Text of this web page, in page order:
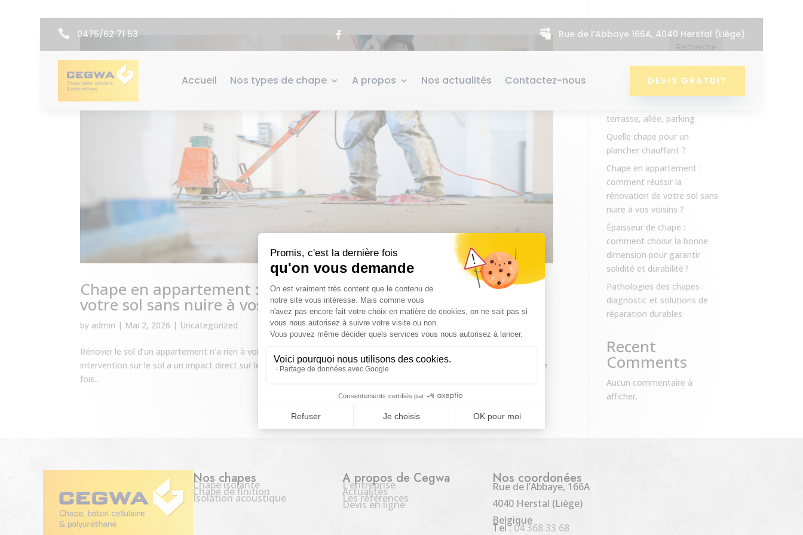
 0475/62 71 53  Rue de l’Abbaye 166A, 4040 Herstal (Liège)
Accueil Nos types de chape A propos Nos actualités Contactez-nous DEVIS GRATUIT
Chape en appartement : comment réussir la rénovation de
votre sol sans nuire à vos voisins ?
by admin | Mai 2, 2026 | Uncategorized
Rénover le sol d’un appartement n’a rien à voir avec rénover celui d’une maison individuelle. En appartement, chaque
intervention sur le sol a un impact direct sur les voisins : bruit de chantier, vibrations, transmission des bruits de pas une
fois...
Recherche
Recent Posts
terrasse, allée, parking
Quelle chape pour un
plancher chauffant ?
Chape en appartement :
comment réussir la
rénovation de votre sol sans
nuire à vos voisins ?
Épaisseur de chape :
comment choisir la bonne
dimension pour garantir
solidité et durabilité ?
Pathologies des chapes :
diagnostic et solutions de
réparation durables
Recent
Comments
Aucun commentaire à
afficher.
Nos chapes
Chape isolante
Chape de finition
Isolation acoustique
A propos de Cegwa
L’entreprise
Actualités
Les références
Devis en ligne
Nos coordonées
Rue de l’Abbaye, 166A
4040 Herstal (Liège)
Belgique
Tel :04 368 33 68